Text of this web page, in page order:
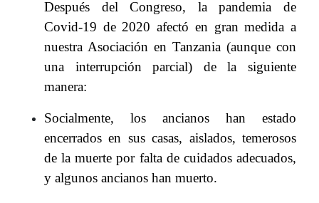
Después del Congreso, la pandemia de
Covid-19 de 2020 afectó en gran medida a
nuestra Asociación en Tanzania (aunque con
una interrupción parcial) de la siguiente
manera:
Socialmente, los ancianos han estado
encerrados en sus casas, aislados, temerosos
de la muerte por falta de cuidados adecuados,
y algunos ancianos han muerto.